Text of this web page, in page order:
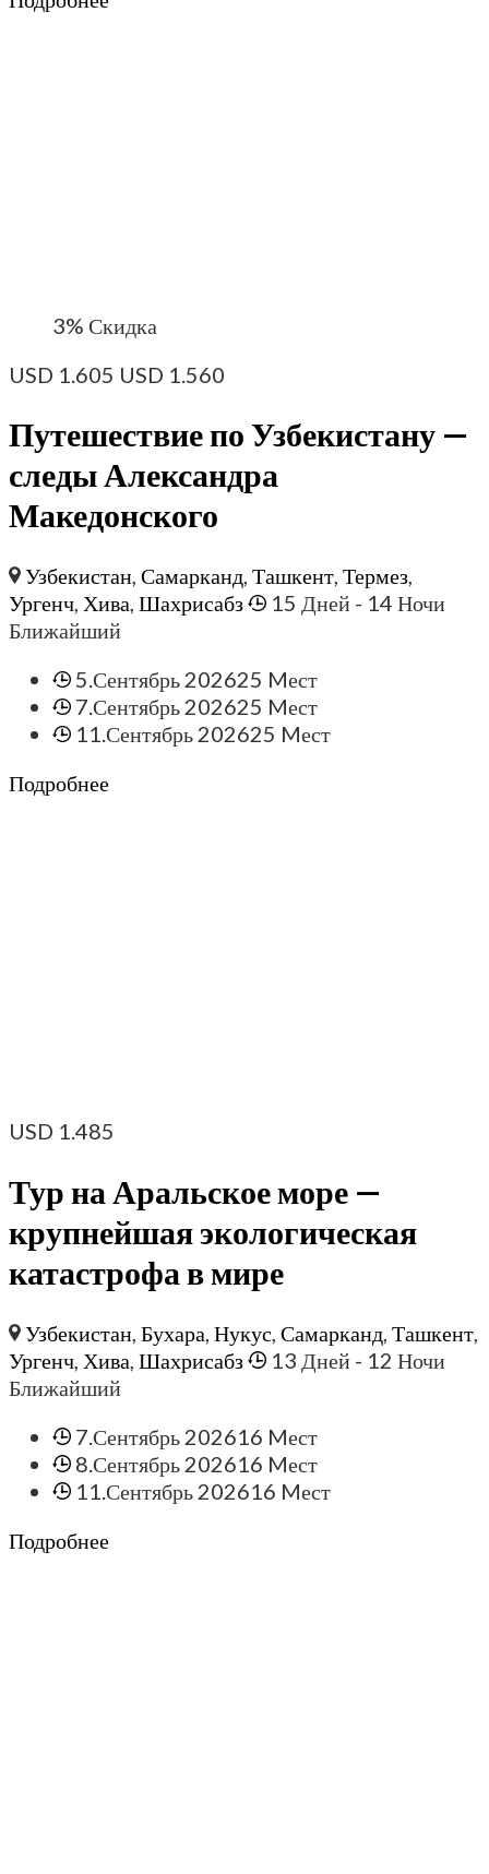
3% Скидка
USD 1.605 USD 1.560
Путешествие по Узбекистану —
следы Александра
Македонского
Узбекистан,Самарканд,Ташкент,Термез,
Ургенч, Хива, Шахрисабз 15 Дней - 14 Ночи
Ближайший
5.Сентябрь 202625 Mест
7.Сентябрь 202625 Mест
11.Сентябрь 202625 Mест
Подробнее
USD 1.485
Тур на Аральское море —
крупнейшая экологическая
катастрофа в мире
Узбекистан,Бухара,Нукус,Самарканд,Ташкент,
Ургенч, Хива, Шахрисабз 13 Дней - 12 Ночи
Ближайший
7.Сентябрь 202616 Mест
8.Сентябрь 202616 Mест
11.Сентябрь 202616 Mест
Подробнее